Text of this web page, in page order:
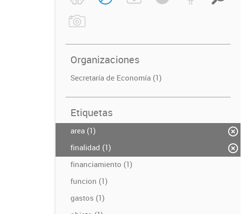
Organizaciones
Secretaría de Economía (1)
Etiquetas
area (1)
finalidad (1)
financiamiento (1)
funcion (1)
gastos (1)